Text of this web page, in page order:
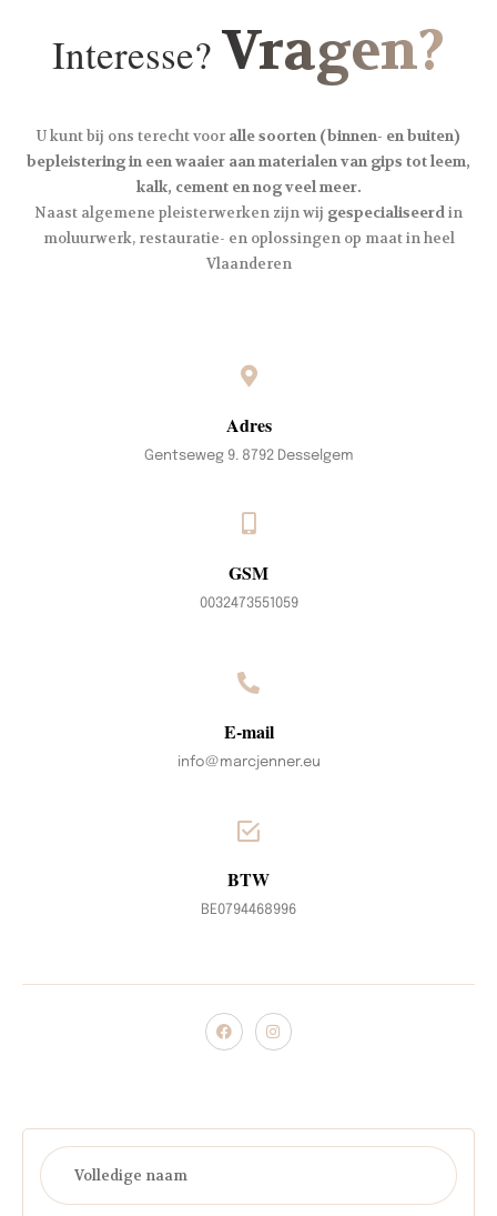
Interesse? Vragen?
U kunt bij ons terecht voor alle soorten (binnen- en buiten)
bepleistering in een waaier aan materialen van gips tot leem,
kalk, cement en nog veel meer.
Naast algemene pleisterwerken zijn wij gespecialiseerdin
moluurwerk, restauratie- en oplossingen op maat in heel
Vlaanderen
Adres
Gentseweg 9. 8792 Desselgem
GSM
0032473551059
E-mail
info@marcjenner.eu
BTW
BE0794468996